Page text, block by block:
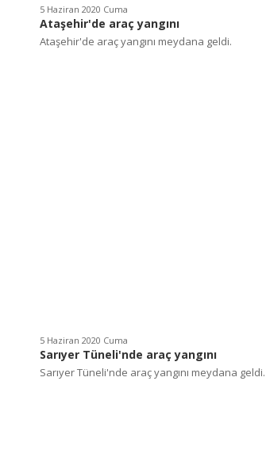
5 Haziran 2020 Cuma
Ataşehir'de araç yangını
Ataşehir'de araç yangını meydana geldi.
5 Haziran 2020 Cuma
Sarıyer Tüneli'nde araç yangını
Sarıyer Tüneli'nde araç yangını meydana geldi.